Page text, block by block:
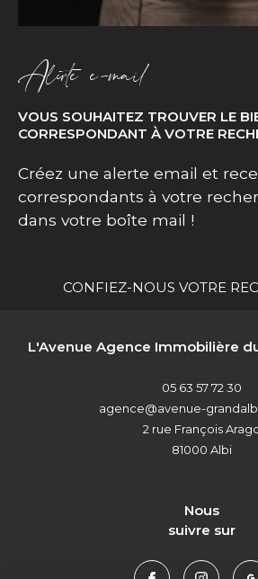
Alerte e-mail
VOUS SOUHAITEZ TROUVER LE
CORRESPONDANT À VOTRE
Créez une alerte email et
correspondants à votre
dans votre boîte mail !
CONFIEZ-NOUS VOTRE
L'Avenue Agence Immobilière
05 63 57 72 30
agence@avenue-
2 rue François
81000
Albi
nous
suivre sur